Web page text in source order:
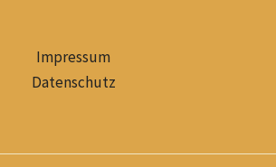
Impressum
Datenschutz